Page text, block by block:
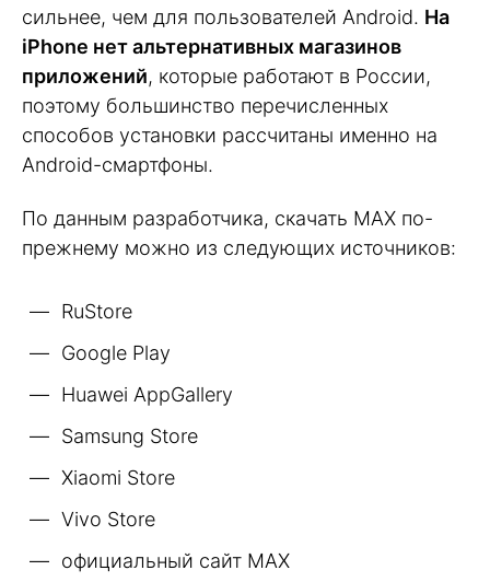
сильнее, чем для пользователей Android. На
iPhone нет альтернативных магазинов
приложений, которые работают в России,
поэтому большинство перечисленных
способов установки рассчитаны именно на
Android-смартфоны.
По данным разработчика, скачать MAX по-
прежнему можно из следующих источников:
RuStore
Google Play
Huawei AppGallery
Samsung Store
Xiaomi Store
Vivo Store
официальный сайт MAX